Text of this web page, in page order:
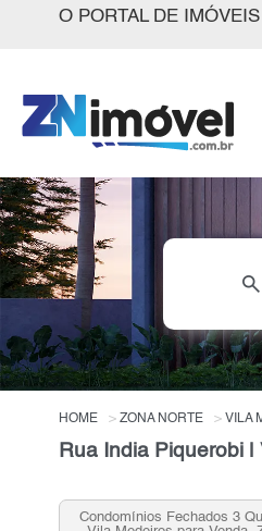
O PORTAL DE
search
HOME ZONA NORTE VILA
Rua India Piquerobi
Condomínios Fechados 3